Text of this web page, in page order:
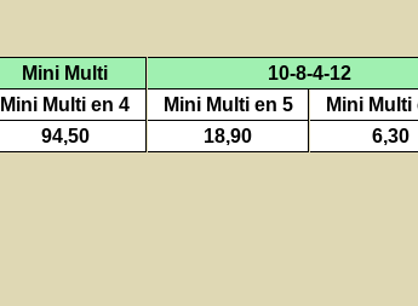
Mini Multi
10-8-4-12
Mini Multi en 4
Mini Multi en 5
Mini Multi
94,50
18,90 6,30